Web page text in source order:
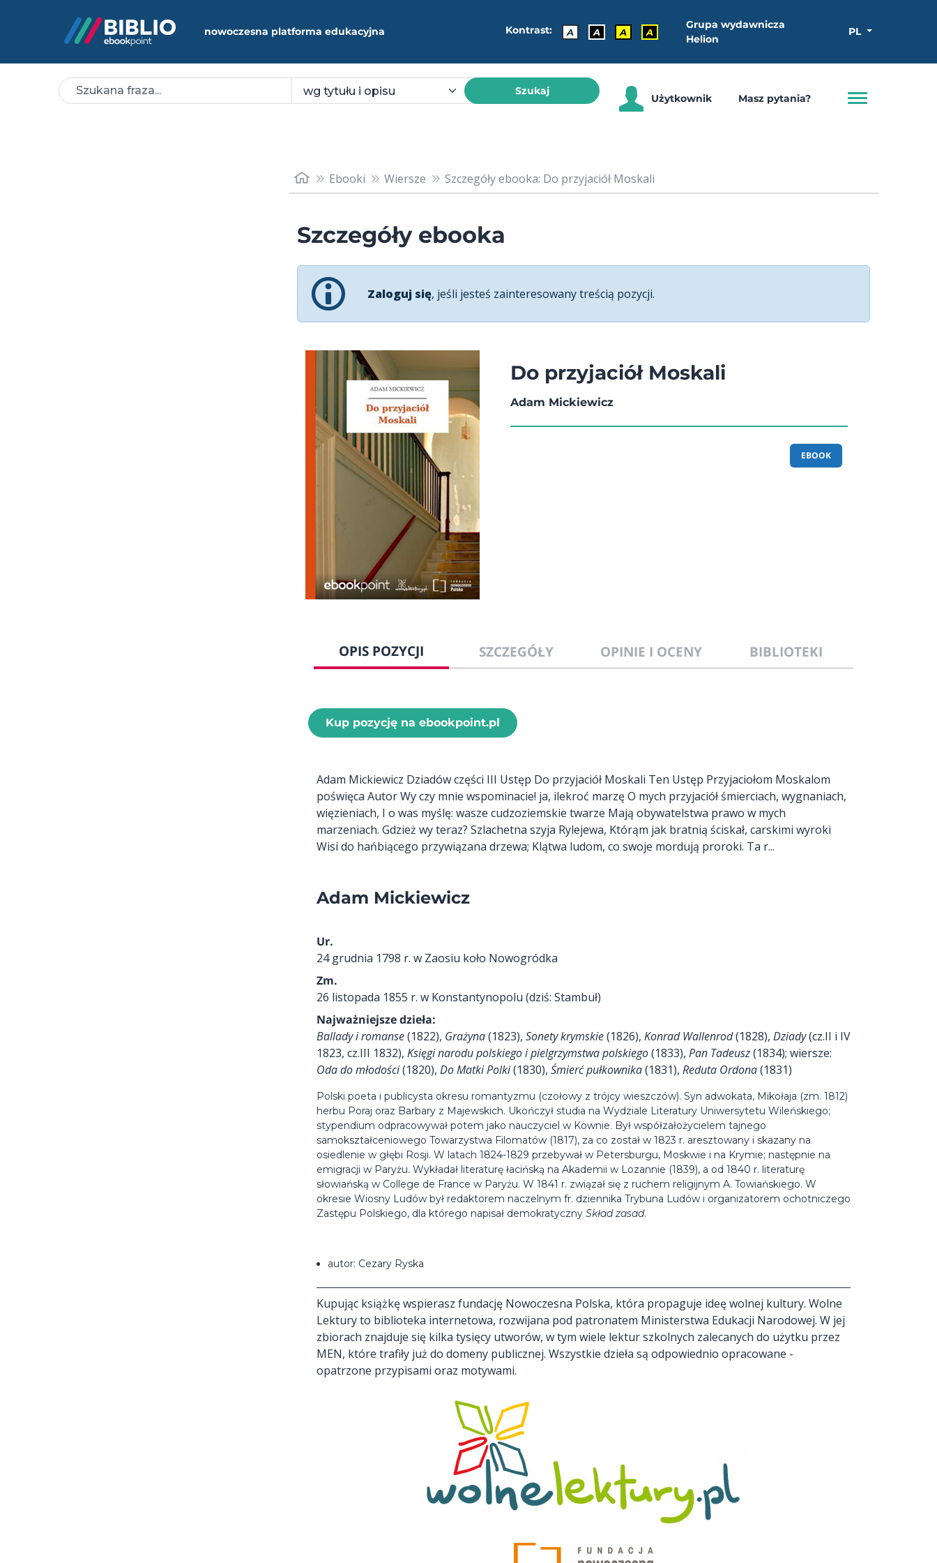
nowoczesna platforma edukacyjna Kontrast: A A A A
Grupa wydawnicza
Helion
PL
Szukaj
Użytkownik Masz pytania?
Ebooki Wiersze Szczegóły ebooka: Do przyjaciół Moskali
Szczegóły ebooka
Zaloguj się, jeśli jesteś zainteresowany treścią pozycji.
Do przyjaciół Moskali
Adam Mickiewicz
EBOOK
OPIS POZYCJI SZCZEGÓŁY OPINIE I OCENY BIBLIOTEKI
Kup pozycję na ebookpoint.pl
Adam Mickiewicz Dziadów części III Ustęp Do przyjaciół Moskali Ten Ustęp Przyjaciołom Moskalom
poświęca Autor Wy czy mnie wspominacie! ja, ilekroć marzę O mych przyjaciół śmierciach, wygnaniach,
więzieniach, I o was myślę: wasze cudzoziemskie twarze Mają obywatelstwa prawo w mych
marzeniach. Gdzież wy teraz? Szlachetna szyja Rylejewa, Którąm jak bratnią ściskał, carskimi wyroki
Wisi do hańbiącego przywiązana drzewa; Klątwa ludom, co swoje mordują proroki. Ta r...
Adam Mickiewicz
Ur.
24 grudnia 1798 r. w Zaosiu koło Nowogródka
Zm.
26 listopada 1855 r. w Konstantynopolu (dziś: Stambuł)
Najważniejsze dzieła:
Ballady i romanse(1822), Grażyna(1823), Sonety krymskie(1826), Konrad Wallenrod(1828), Dziady(cz.II i IV
1823, cz.III 1832), Księgi narodu polskiego i pielgrzymstwa polskiego(1833), Pan Tadeusz(1834); wiersze:
Oda do młodości(1820), Do Matki Polki(1830), Śmierć pułkownika(1831), Reduta Ordona(1831)
Polski poeta i publicysta okresu romantyzmu (czołowy z trójcy wieszczów). Syn adwokata, Mikołaja (zm. 1812)
herbu Poraj oraz Barbary z Majewskich. Ukończył studia na Wydziale Literatury Uniwersytetu Wileńskiego;
stypendium odpracowywał potem jako nauczyciel w Kownie. Był współzałożycielem tajnego
samokształceniowego Towarzystwa Filomatów (1817), za co został w 1823 r. aresztowany i skazany na
osiedlenie w głębi Rosji. W latach 1824-1829 przebywał w Petersburgu, Moskwie i na Krymie; następnie na
emigracji w Paryżu. Wykładał literaturę łacińską na Akademii w Lozannie (1839), a od 1840 r. literaturę
słowiańską w College de France w Paryżu. W 1841 r. związał się z ruchem religijnym A. Towiańskiego. W
okresie Wiosny Ludów był redaktorem naczelnym fr. dziennika Trybuna Ludów i organizatorem ochotniczego
Zastępu Polskiego, dla którego napisał demokratyczny Skład zasad.
autor: Cezary Ryska
Kupując książkę wspierasz fundację Nowoczesna Polska, która propaguje ideę wolnej kultury. Wolne
Lektury to biblioteka internetowa, rozwijana pod patronatem Ministerstwa Edukacji Narodowej. W jej
zbiorach znajduje się kilka tysięcy utworów, w tym wiele lektur szkolnych zalecanych do użytku przez
MEN, które trafiły już do domeny publicznej. Wszystkie dzieła są odpowiednio opracowane -
opatrzone przypisami oraz motywami.